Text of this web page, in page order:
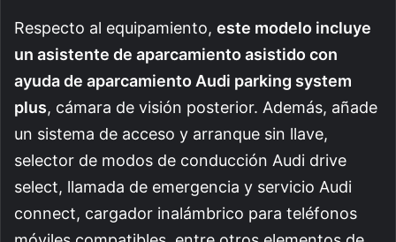
Respecto al equipamiento, este modelo incluye
un asistente de aparcamiento asistido con
ayuda de aparcamiento Audi parking system
plus, cámara de visión posterior. Además, añade
un sistema de acceso y arranque sin llave,
selector de modos de conducción Audi drive
select, llamada de emergencia y servicio Audi
connect, cargador inalámbrico para teléfonos